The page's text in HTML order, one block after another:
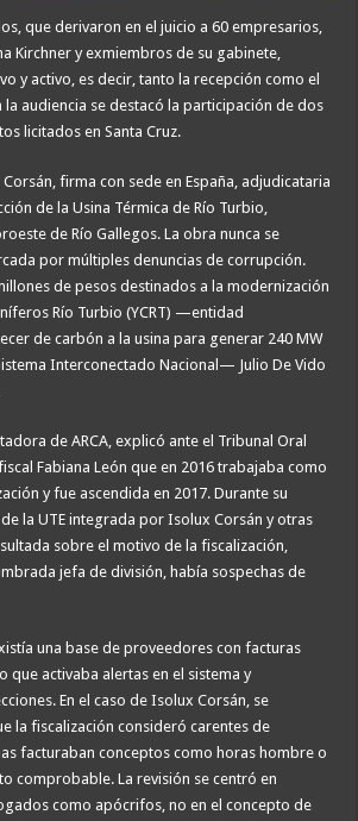
que derivaron en el juicio a 60 empresarios,
Kirchner y exmiembros de su gabinete,
y activo, es decir, tanto la recepción como el
audiencia se destacó la participación de dos
licitados en Santa Cruz.
firma con sede en España, adjudicataria
de la Usina Térmica de Río Turbio,
de Río Gallegos. La obra nunca se
por múltiples denuncias de corrupción.
de pesos destinados a la modernización
Río Turbio (YCRT) —entidad
de carbón a la usina para generar 240 MW
Interconectado Nacional— Julio De Vido
de ARCA, explicó ante el Tribunal Oral
Fabiana León que en 2016 trabajaba como
y fue ascendida en 2017. Durante su
la UTE integrada por Isolux Corsán y otras
sobre el motivo de la fiscalización,
jefa de división, había sospechas de
una base de proveedores con facturas
que activaba alertas en el sistema y
En el caso de Isolux Corsán, se
la fiscalización consideró carentes de
facturaban conceptos como horas hombre o
comprobable. La revisión se centró en
como apócrifos, no en el concepto de